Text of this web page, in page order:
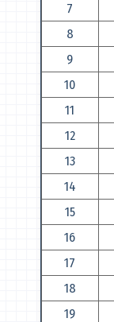
7
8
9
10
11
12
13
14
15
16
17
18
19